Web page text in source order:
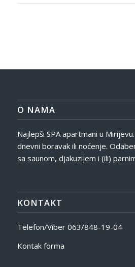
O NAMA
Najlepši SPA apartmani u
dnevni boravak ili noćenje.
sa saunom, djakuzijem i (ili)
KONTAKT
Telefon/Viber 063/848-19-04
Kontak forma